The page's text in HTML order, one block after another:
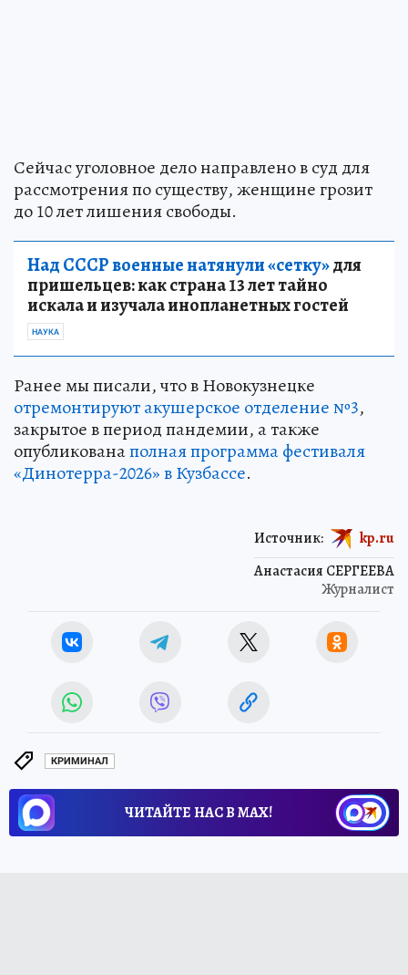
Сейчас уголовное дело направлено в суд для
рассмотрения по существу, женщине грозит
до 10 лет лишения свободы.
Над СССР военные натянули «сетку»для
пришельцев: как страна 13 лет тайно
искала и изучала инопланетных гостей
НАУКА
Ранее мы писали, что в Новокузнецке
отремонтируют акушерское отделение №3,
закрытое в период пандемии, а также
опубликованаполная программа фестиваля
«Динотерра-2026» в Кузбассе.
Анастасия СЕРГЕЕВА
Журналист
Источник: kp.ru
КРИМИНАЛ
ЧИТАЙТЕ НАС В МАХ!